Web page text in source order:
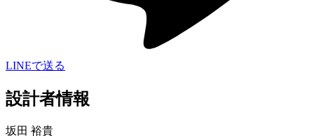
LINEで送る
設計者情報
坂田 裕貴